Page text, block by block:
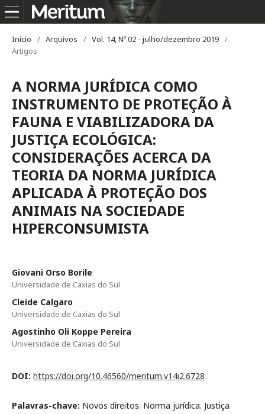
Início / Arquivos / Vol. 14, Nº 02 - julho/dezembro 2019 /
Artigos
A NORMA JURÍDICA COMO
INSTRUMENTO DE PROTEÇÃO À
FAUNA E VIABILIZADORA DA
JUSTIÇA ECOLÓGICA:
CONSIDERAÇÕES ACERCA DA
TEORIA DA NORMA JURÍDICA
APLICADA À PROTEÇÃO DOS
ANIMAIS NA SOCIEDADE
HIPERCONSUMISTA
Giovani Orso Borile
Universidade de Caxias do Sul
Cleide Calgaro
Universidade de Caxias do Sul
Agostinho Oli Koppe Pereira
Universidade de Caxias do Sul
DOI: https://doi.org/10.46560/meritum.v14i2.6728
Palavras-chave: Novos direitos. Norma jurídica. Justiça